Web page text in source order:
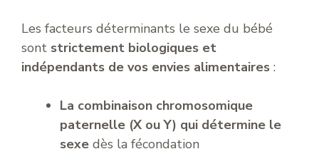
Les facteurs déterminants le sexe du bébé
sont strictement biologiques et
indépendants de vos envies alimentaires :
La combinaison chromosomique
paternelle (X ou Y) qui détermine le
sexe dès la fécondation